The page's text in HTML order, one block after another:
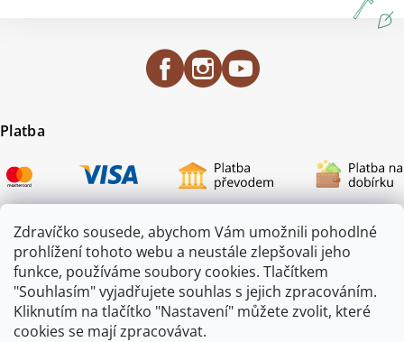
Zdravíčko sousede, abychom Vám umožnili pohodlné
prohlížení tohoto webu a neustále zlepšovali jeho
funkce, používáme soubory cookies. Tlačítkem
"Souhlasím" vyjadřujete souhlas s jejich zpracováním.
Kliknutím na tlačítko "Nastavení" můžete zvolit, které
cookies se mají zpracovávat.
Platba
Certifikace